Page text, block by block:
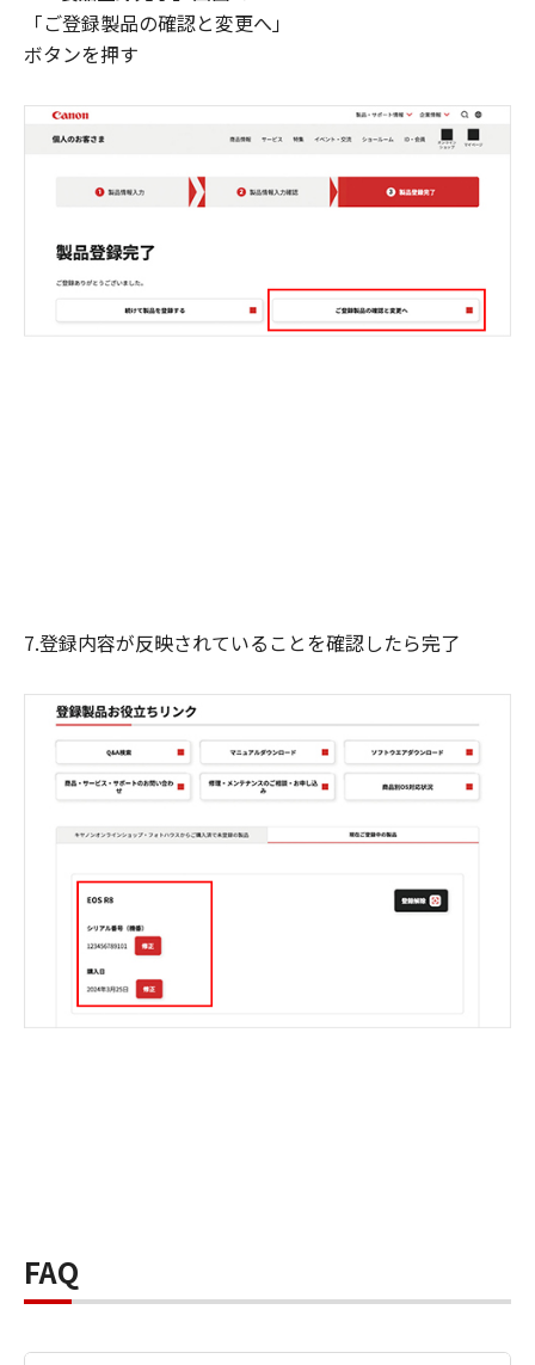
「ご登録製品の確認と変更へ」
ボタンを押す
7.登録内容が反映されていることを確認したら完了
FAQ